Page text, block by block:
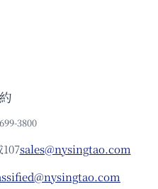
3800
sales@nysingtao.com